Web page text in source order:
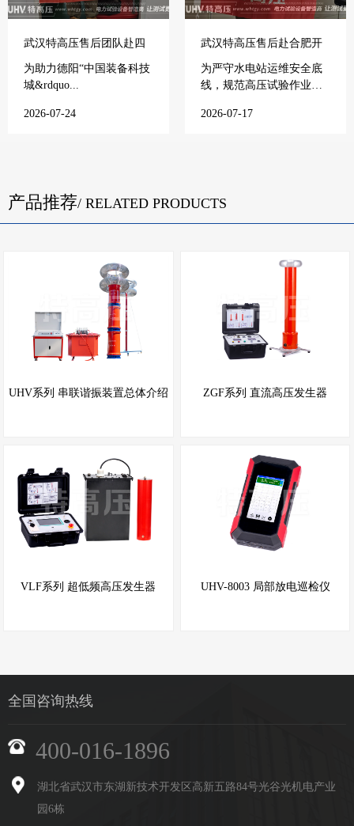
武汉特高压售后团队赴四
为助力德阳“中国装备科技
城&rdquo...
2026-07-24
武汉特高压售后赴合肥开
为严守水电站运维安全底
线，规范高压试验作业流
2026-07-17
产品推荐/ RELATED PRODUCTS
UHV系列 串联谐振装置总体介绍 ZGF系列 直流高压发生器
VLF系列 超低频高压发生器 UHV-8003 局部放电巡检仪
全国咨询热线
400-016-1896
湖北省武汉市东湖新技术开发区高新五路84号光谷光机电产业
园6栋